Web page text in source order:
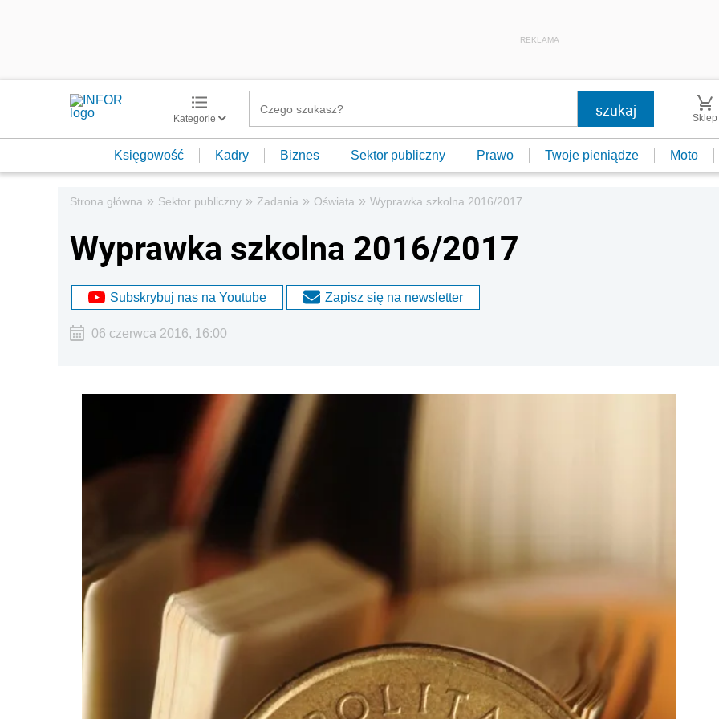
REKLAMA
Kategorie Sklep
Księgowość Kadry Biznes Sektor publiczny Prawo Twoje pieniądze Moto
Strona główna » Sektor publiczny » Zadania » Oświata » Wyprawka szkolna 2016/2017
Wyprawka szkolna 2016/2017
Subskrybuj nas na Youtube Zapisz się na newsletter
06 czerwca 2016, 16:00